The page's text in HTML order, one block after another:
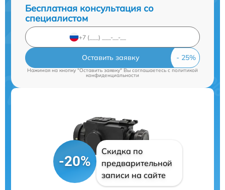
Бесплатная консультация со
специалистом
Оставить заявку
Нажимая на кнопку "Оставить заявку" Вы соглашаетесь cполитикой
конфиденциальности
-20%
Скидка по
предварительной
записи на сайте